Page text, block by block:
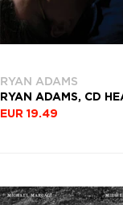
RYAN ADAMS
EUR 19.49